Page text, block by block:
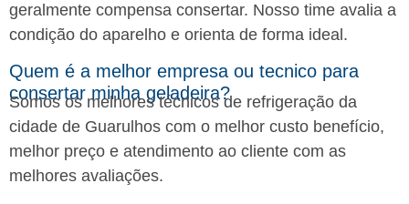
geralmente compensa consertar. Nosso time avalia a
condição do aparelho e orienta de forma ideal.
Quem é a melhor empresa ou tecnico para
consertar minha geladeira?
Somos os melhores técnicos de refrigeração da
cidade de Guarulhos com o melhor custo benefício,
melhor preço e atendimento ao cliente com as
melhores avaliações.